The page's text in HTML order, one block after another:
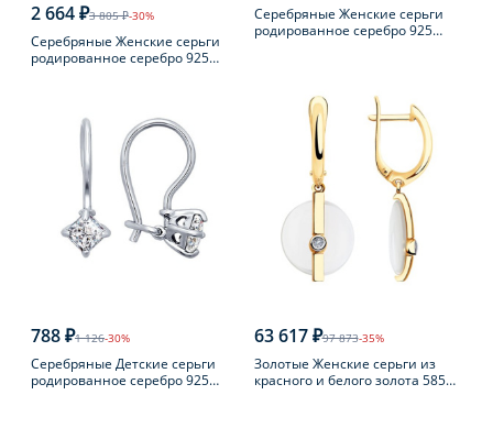
2 664 ₽3 805 ₽-30%
Серебряные Женские серьги
родированное серебро 925
Серебряные Женские серьги
родированное серебро 925
788 ₽1 126-30%
Серебряные Детские серьги
родированное серебро 925
63 617 ₽97 873-35%
Золотые Женские серьги из
красного и белого золота 585